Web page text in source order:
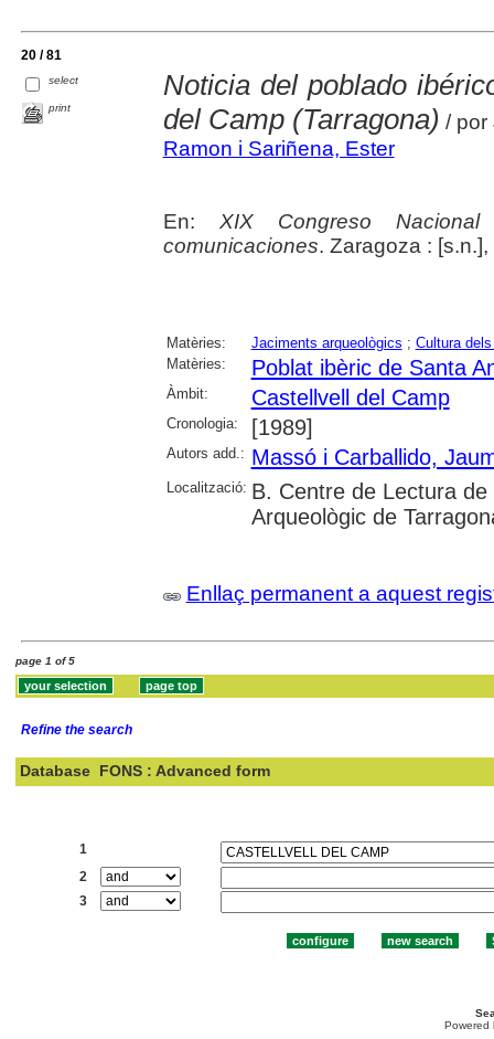
20 / 81
select
print
Noticia del poblado
del Camp (Tarragona) / por
Ramon i Sariñena, Ester
En: XIX Congreso
comunicaciones. Zaragoza :
Matèries: Jaciments arqueològics ; Cultura
Matèries:
Poblat ibèric de Santa
Àmbit: Castellvell del Camp
Cronologia: [1989]
Autors add.: Massó i Carballido,
Localització: B. Centre de Lectura
Arqueològic de
Enllaç permanent a aquest
page 1 of 5
Refine the search
Database FONS : Advanced form
1
2
3